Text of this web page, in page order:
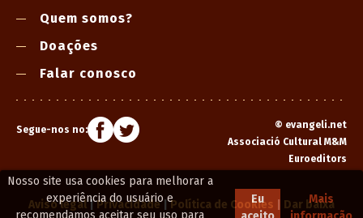
Nosso site usa cookies para melhorar a
experiência do usuário e
recomendamos aceitar seu uso para
Eu
Mais
Quem somos?
Doações
Falar conosco
Segue-nos no: © evangeli.net
Associació Cultural M&M
Euroeditors
Aviso legal|Privacidade|Política de Cookies Dar baixa